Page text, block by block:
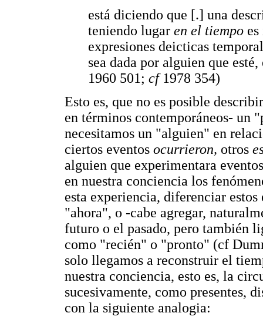
está diciendo que [.] una
teniendo lugar en el tiempo
expresiones deicticas
sea dada por alguien que
1960 501; cf1978 354)
Esto es, que no es posible
en términos contemporáneos- un
necesitamos un "alguien" en
ciertos eventos ocurrieron, otros
alguien que experimentara
en nuestra conciencia los
esta experiencia, diferenciar
"ahora", o -cabe agregar,
futuro o el pasado, pero también
como "recién" o "pronto" (cf
solo llegamos a reconstruir el
nuestra conciencia, esto es, la
sucesivamente, como presentes,
con la siguiente analogia: